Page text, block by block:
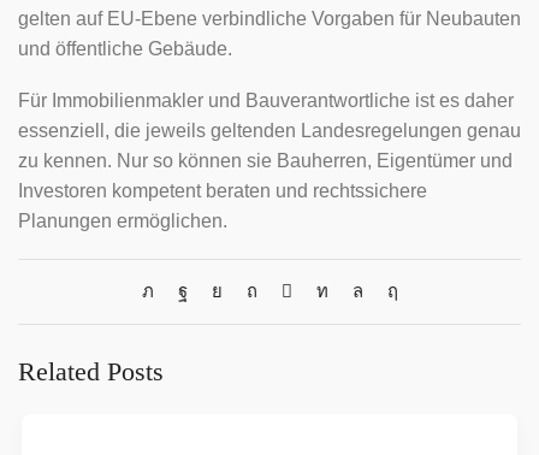
gelten auf EU-Ebene verbindliche Vorgaben für Neubauten
und öffentliche Gebäude.
Für Immobilienmakler und Bauverantwortliche ist es daher
essenziell, die jeweils geltenden Landesregelungen genau
zu kennen. Nur so können sie Bauherren, Eigentümer und
Investoren kompetent beraten und rechtssichere
Planungen ermöglichen.
Related Posts